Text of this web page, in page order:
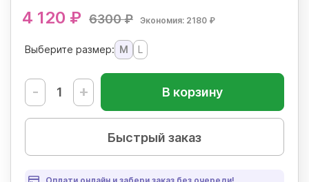
4 120 ₽ 6300 ₽ Экономия: 2180 ₽
Выберите размер: M L
- + В корзину
Быстрый заказ